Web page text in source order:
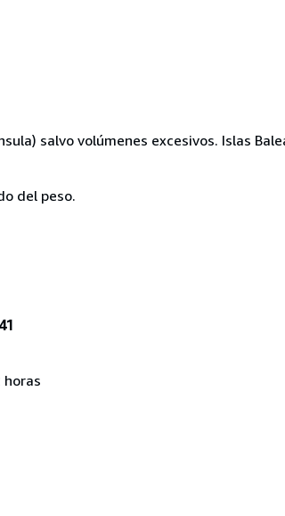
salvo volúmenes excesivos. Islas
del peso.
horas